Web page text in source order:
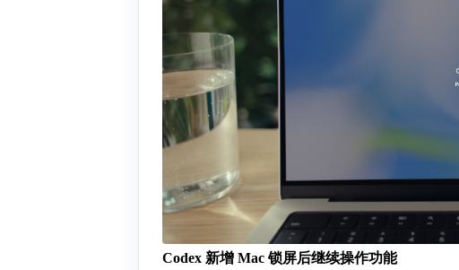
Codex 新增 Mac 锁屏后继续操作功能